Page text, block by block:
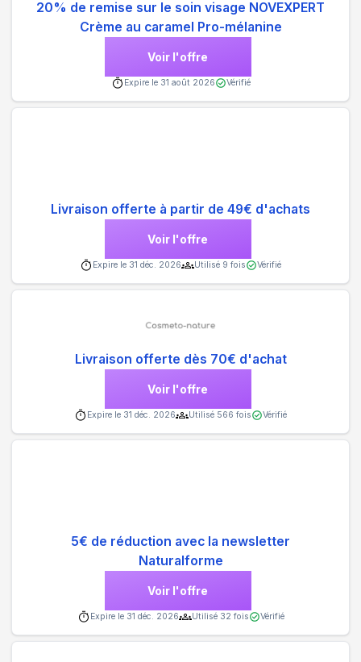
20% de remise sur le soin visage NOVEXPERT
Crème au caramel Pro-mélanine
Voir l'offre
Expire le 31 août 2026 Vérifié
Livraison offerte à partir de 49€ d'achats
Voir l'offre
Expire le 31 déc. 2026 Utilisé 9 fois Vérifié
Livraison offerte dès 70€ d'achat
Voir l'offre
Expire le 31 déc. 2026 Utilisé 566 fois Vérifié
5€ de réduction avec la newsletter
Naturalforme
Voir l'offre
Expire le 31 déc. 2026 Utilisé 32 fois Vérifié